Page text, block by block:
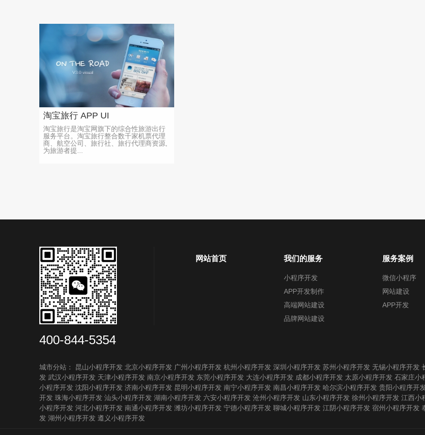
淘宝旅行 APP UI
淘宝旅行是淘宝网旗下的综合性旅游出行
服务平台。淘宝旅行整合数千家机票代理
商、航空公司、旅行社、旅行代理商资源,
为旅游者提...
400-844-5354
网站首页 我们的服务
小程序开发
APP开发制作
高端网站建设
品牌网站建设
服务案例
微信小程序
网站建设
APP开发
城市分站： 昆山小程序开发 北京小程序开发 广州小程序开发 杭州小程序开发 深圳小程序开发 苏州小程序开发 无锡小程序开发
发 武汉小程序开发 天津小程序开发 南京小程序开发 东莞小程序开发 大连小程序开发 成都小程序开发 太原小程序开发 石家庄小
小程序开发 沈阳小程序开发 济南小程序开发 昆明小程序开发 南宁小程序开发 南昌小程序开发 哈尔滨小程序开发 贵阳小程序开
开发 珠海小程序开发 汕头小程序开发 湖南小程序开发 六安小程序开发 沧州小程序开发 山东小程序开发 徐州小程序开发 江西小
小程序开发 河北小程序开发 南通小程序开发 潍坊小程序开发 宁德小程序开发 聊城小程序开发 江阴小程序开发 宿州小程序开发
发 湖州小程序开发 遵义小程序开发